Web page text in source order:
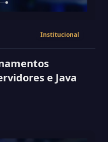
Institucional
e Java